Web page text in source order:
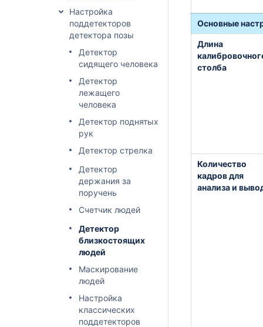
Настройка
поддетекторов
детектора позы
Детектор
сидящего человека
Детектор
лежащего
человека
Детектор поднятых
рук
Детектор стрелка
Детектор
держания за
поручень
Счетчик людей
Детектор
близкостоящих
людей
Маскирование
людей
Настройка
классических
поддетекторов
Основные
Длина
столба
Количество
кадров для
анализа и